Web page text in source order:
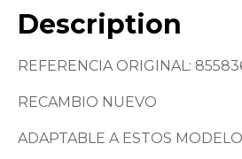
Description
REFERENCIA ORIGINAL:
RECAMBIO NUEVO
ADAPTABLE A ESTOS